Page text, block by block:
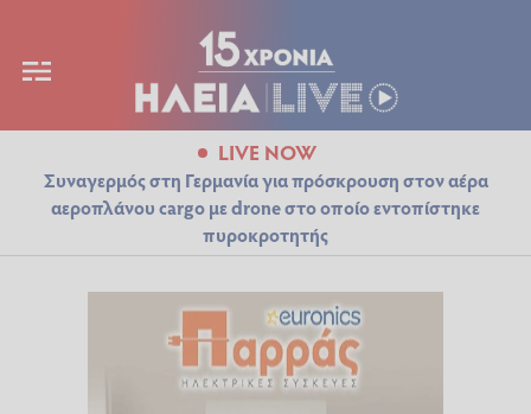
LIVE NOW
Συναγερμός στη Γερμανία για πρόσκρουση στον αέρα
αεροπλάνου cargo με drone στο οποίο εντοπίστηκε
πυροκροτητής